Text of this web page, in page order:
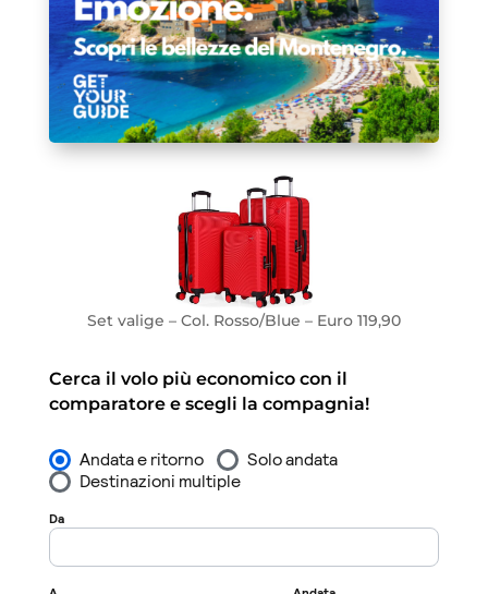
Set valige – Col. Rosso/Blue – Euro 119,90
Cerca il volo più economico con il
comparatore e scegli la compagnia!